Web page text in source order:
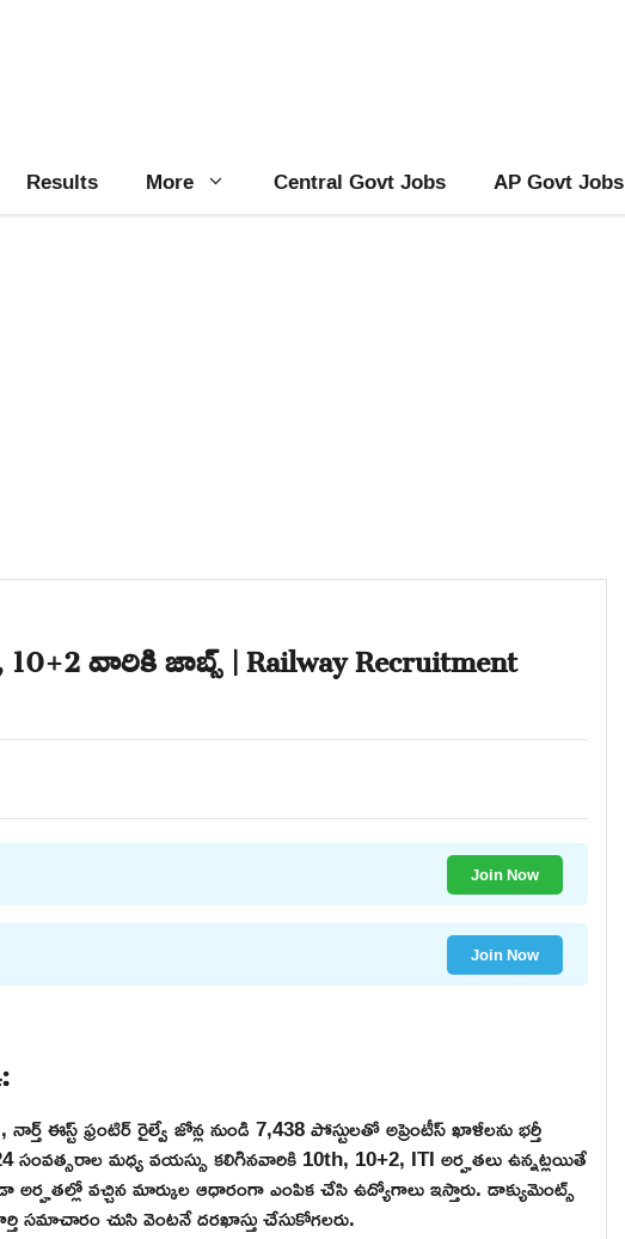
Results More Central Govt Jobs AP Govt Jobs
వారికి జాబ్స్ | Railway Recruitment
Join Now
Join Now
నార్త్ ఈస్ట్ ఫ్రంటిర్ రైల్వే జోన్ల నుండి 7,438 పోస్టులతో అప్రెంటీస్ ఖాళీలను భర్తీ
మధ్య వయస్సు కలిగినవారికి 10th, 10+2, ITI అర్హతలు ఉన్నట్లయితే
అర్హతల్లో వచ్చిన మార్కుల ఆధారంగా ఎంపిక చేసి ఉద్యోగాలు ఇస్తారు. డాక్యుమెంట్స్
సమాచారం చుసి వెంటనే దరఖాస్తు చేసుకోగలరు.